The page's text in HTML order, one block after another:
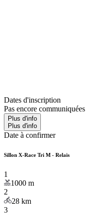
Dates d'inscription
Pas encore communiquées
Plus d'info
Plus d'info
Date à confirmer
Sillon X-Race Tri M - Relais
1
1000 m
2
28 km
3